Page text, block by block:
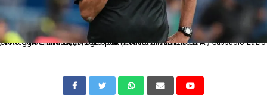
Cm Reggio Emilia 14/09/2025 - campionato di calcio serie A / Sassuolo-Lazio / foto Cristiano Mazzi/Image Sport nella foto: Maurizio Sarri